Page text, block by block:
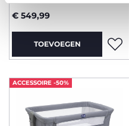
€ 549,99
TOEVOEGEN
ACCESSOIRE -50%